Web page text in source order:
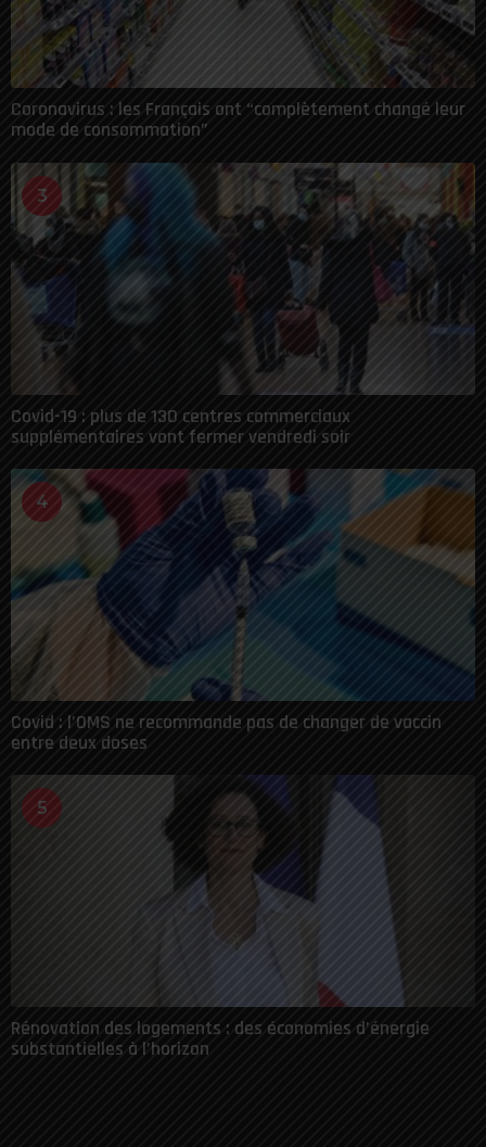
Coronavirus : les Français ont “complètement changé leur
mode de consommation”
3
Covid-19 : plus de 130 centres commerciaux
supplémentaires vont fermer vendredi soir
4
Covid : l’OMS ne recommande pas de changer de vaccin
entre deux doses
5
Rénovation des logements : des économies d’énergie
substantielles à l’horizon